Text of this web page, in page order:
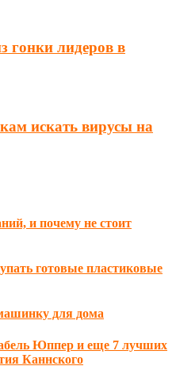
гонки лидеров в
искать вирусы на
и почему не стоит
готовые пластиковые
для дома
Юппер и еще 7 лучших
Каннского